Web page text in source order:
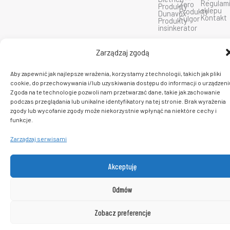
Zarządzaj zgodą
Aby zapewnić jak najlepsze wrażenia, korzystamy z technologii, takich jak pliki
cookie, do przechowywania i/lub uzyskiwania dostępu do informacji o
Zgoda na te technologie pozwoli nam przetwarzać dane, takie jak zachowanie
podczas przeglądania lub unikalne identyfikatory na tej stronie. Brak wyrażenia
zgody lub wycofanie zgody może niekorzystnie wpłynąć na niektóre cechy i
funkcje.
Zarządzaj serwisami
Akceptuję
Odmów
Zobacz preferencje
Produkty
Dunavox
Produkty
insinkerator
Zero
Produkty
Fulgor
sklepu
Kontakt